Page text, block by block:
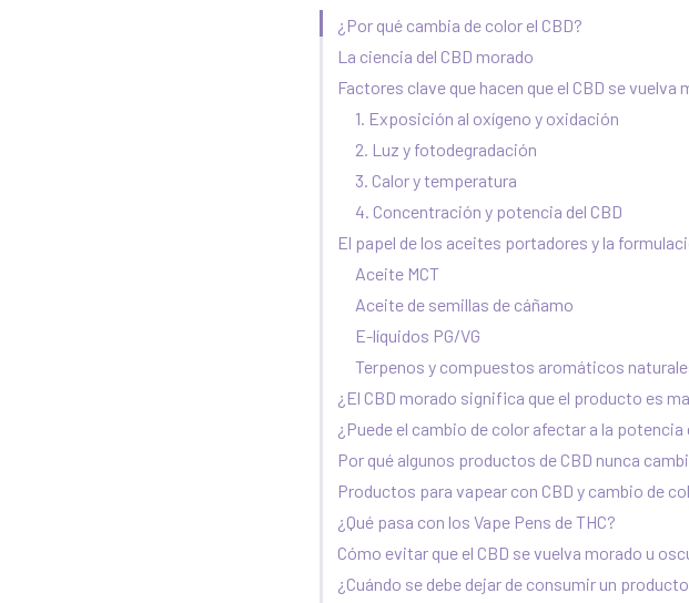
¿Por qué cambia de color el CBD?
La ciencia del CBD morado
Factores clave que hacen que el CBD se vuelva
1. Exposición al oxígeno y oxidación
2. Luz y fotodegradación
3. Calor y temperatura
4. Concentración y potencia del CBD
El papel de los aceites portadores y la
Aceite MCT
Aceite de semillas de cáñamo
E-líquidos PG/VG
Terpenos y compuestos aromáticos
¿El CBD morado significa que el producto es
¿Puede el cambio de color afectar a la potencia
Por qué algunos productos de CBD nunca
Productos para vapear con CBD y cambio de
¿Qué pasa con los Vape Pens de THC?
Cómo evitar que el CBD se vuelva morado u
¿Cuándo se debe dejar de consumir un